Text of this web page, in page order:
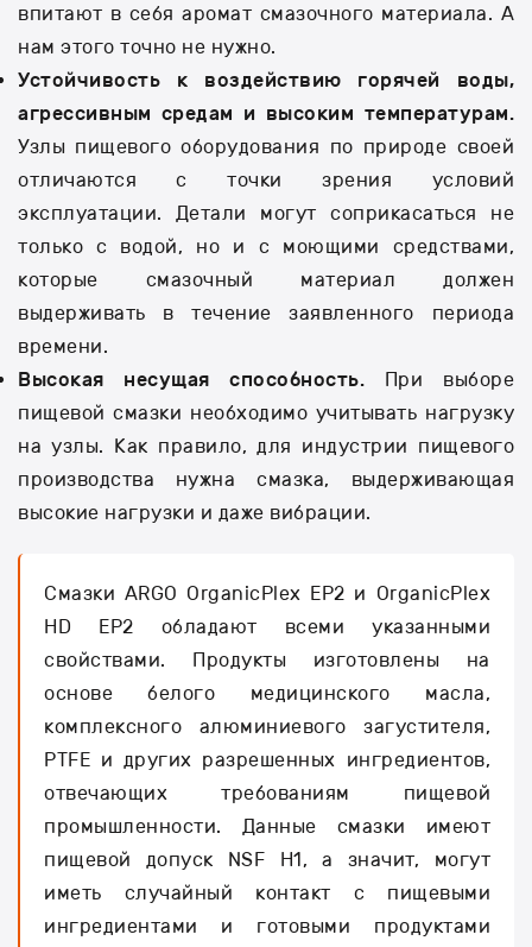
впитают в себя аромат смазочного материала. А
нам этого точно не нужно.
Устойчивость к воздействию горячей воды,
агрессивным средам и высоким температурам.
Узлы пищевого оборудования по природе своей
отличаются с точки зрения условий
эксплуатации. Детали могут соприкасаться не
только с водой, но и с моющими средствами,
которые смазочный материал должен
выдерживать в течение заявленного периода
времени.
Высокая несущая способность. При выборе
пищевой смазки необходимо учитывать нагрузку
на узлы. Как правило, для индустрии пищевого
производства нужна смазка, выдерживающая
высокие нагрузки и даже вибрации.
Смазки ARGO OrganicPlex EP2 и OrganicPlex
HD EP2 обладают всеми указанными
свойствами. Продукты изготовлены на
основе белого медицинского масла,
комплексного алюминиевого загустителя,
PTFE и других разрешенных ингредиентов,
отвечающих требованиям пищевой
промышленности. Данные смазки имеют
пищевой допуск NSF H1, а значит, могут
иметь случайный контакт с пищевыми
ингредиентами и готовыми продуктами